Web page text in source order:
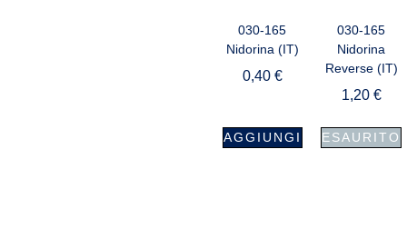
030-165
Nidorina (IT)
0,40 €
AGGIUNGI
030-165
Nidorina
Reverse (IT)
1,20 €
ESAURITO